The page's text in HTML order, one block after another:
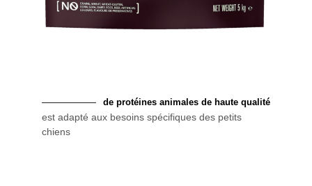
de protéines animales de haute qualité
est adapté aux besoins spécifiques des petits
chiens